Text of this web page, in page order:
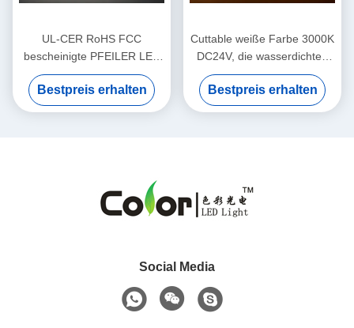
UL-CER RoHS FCC
bescheinigte PFEILER LED
linearen Streifen
Bestpreis erhalten
Cuttable weiße Farbe 3000K
DC24V, die wasserdichten
PFEILER LED IP65 IP67
IP68 Streifen ausstrahlt
Bestpreis erhalten
Social Media